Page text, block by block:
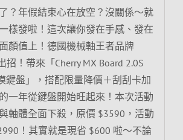
？年假結束心在放空？沒關係～就
樣發啦！這次讓你發在手感、發在
顏值上！德國機械軸王者品牌
招！帶來「Cherry MX Board 2.0S
鍵盤」，搭配限量降價＋刮刮卡加
一年從鍵盤開始旺起來！本次活動
軸體全面下殺，原價 $3590，活動
！其實就是現省 $600 啦～不論